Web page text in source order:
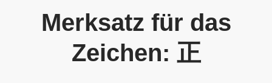
Merksatz für das
Zeichen: 正